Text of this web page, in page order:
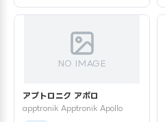
NO IMAGE
アプトロニク アポロ
apptronik Apptronik Apollo